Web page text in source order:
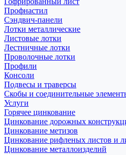
Профнастил
Сэндвич-панели
Лотки металлические
Листовые лотки
Лестничные лотки
Проволочные лотки
Профили
Консоли
Подвесы и траверсы
Скобы и соединительные
Услуги
Горячее цинкование
Цинкование дорожных
Цинкование метизов
Цинкование рифленых листов и
Цинкование металлоизделий